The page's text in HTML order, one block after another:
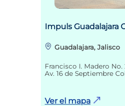
Impuls Guadalajara
Guadalajara, Jalisco
Francisco I. Madero No.
Av. 16 de Septiembre
Ver el mapa